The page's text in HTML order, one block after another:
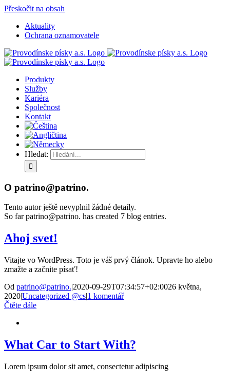
Přeskočit na obsah
Aktuality
Ochrana oznamovatele
Produkty
Služby
Kariéra
Společnost
Kontakt
Hledat:
O patrino@patrino.
Tento autor ještě nevyplnil žádné detaily.
So far patrino@patrino. has created 7 blog entries.
Ahoj svet!
Vitajte vo WordPress. Toto je váš prvý článok. Upravte ho alebo
zmažte a začnite písať!
Od patrino@patrino.|2020-09-29T07:34:57+02:0026 května,
2020|Uncategorized @cs|1 komentář
Čtěte dále
What Car to Start With?
Lorem ipsum dolor sit amet, consectetur adipiscing